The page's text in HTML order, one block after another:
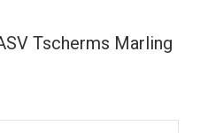
Tscherms Marling